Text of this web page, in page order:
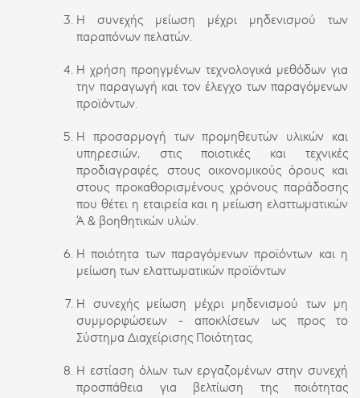
Η συνεχής μείωση μέχρι μηδενισμού των
παραπόνων πελατών.
Η χρήση προηγμένων τεχνολογικά μεθόδων για
την παραγωγή και τον έλεγχο των παραγόμενων
προϊόντων.
Η προσαρμογή των προμηθευτών υλικών και
υπηρεσιών, στις ποιοτικές και τεχνικές
προδιαγραφές, στους οικονομικούς όρους και
στους προκαθορισμένους χρόνους παράδοσης
που θέτει η εταιρεία και η μείωση ελαττωματικών
Ά & βοηθητικών υλών.
Η ποιότητα των παραγόμενων προϊόντων και η
μείωση των ελαττωματικών προϊόντων
Η συνεχής μείωση μέχρι μηδενισμού των μη
συμμορφώσεων - αποκλίσεων ως προς το
Σύστημα Διαχείρισης Ποιότητας.
Η εστίαση όλων των εργαζομένων στην συνεχή
προσπάθεια για βελτίωση της ποιότητας